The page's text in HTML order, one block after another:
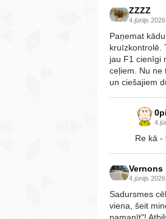
ZZZZ
4.jūnijs
Paņemat
kruīzkontrolē.
jau F1 cienīgi
ceļiem. Nu ne
un ciešajiem
Re kā -
Vernons
4.jūnijs
Sadursmes
viena, šeit